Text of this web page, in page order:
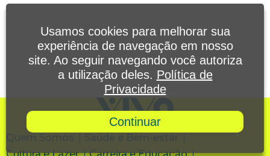
Quem Somos
Saúde e Bem-estar
Cultura e Lazer
Carreira e Educação
Usamos cookies para melhorar sua
experiência de navegação em nosso
site. Ao seguir navegando você autoriza
a utilização deles. Política de
Privacidade
Continuar